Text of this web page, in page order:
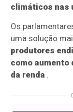
climáticos nas
Os
uma solução
produtores
como aumento
da renda .